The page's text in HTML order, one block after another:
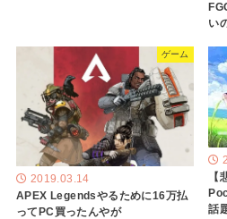
い
ゲーム
2019.03.14
APEX Legendsやるために16万払
ってPC買ったんやが
話